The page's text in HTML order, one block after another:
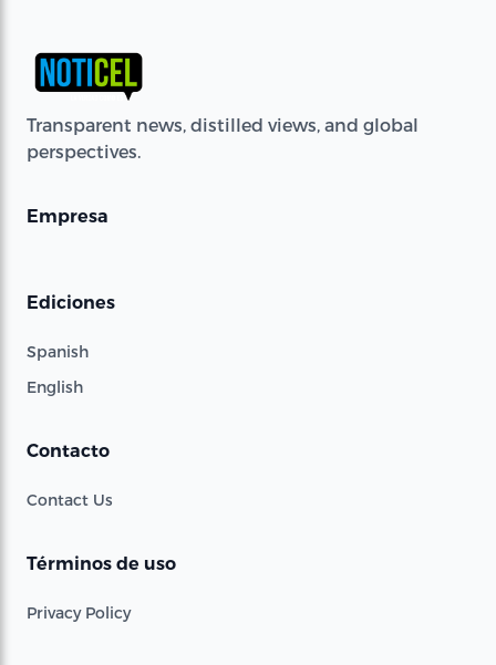
Transparent news, distilled views, and global
perspectives.
Empresa
Ediciones
Spanish
English
Contacto
Contact Us
Términos de uso
Privacy Policy